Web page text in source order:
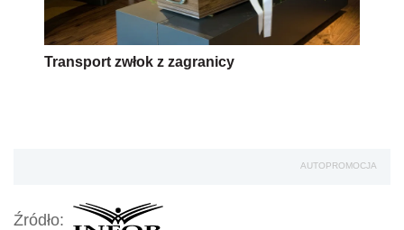
Transport zwłok z zagranicy
AUTOPROMOCJA
Źródło: